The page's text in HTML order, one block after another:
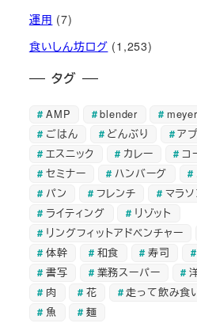
運用 (7)
食いしん坊ログ (1,253)
タグ
AMP blender meyer
ごはん
どんぶり ア
エスニック
カレー コ
セミナー
ハンバーグ
パン
フレンチ マラソ
ライティング
リゾット
リングフィットアドベンチャー
体幹
和食 寿司
書写
業務スーパー
肉
花 走って飲み食
魚
麺